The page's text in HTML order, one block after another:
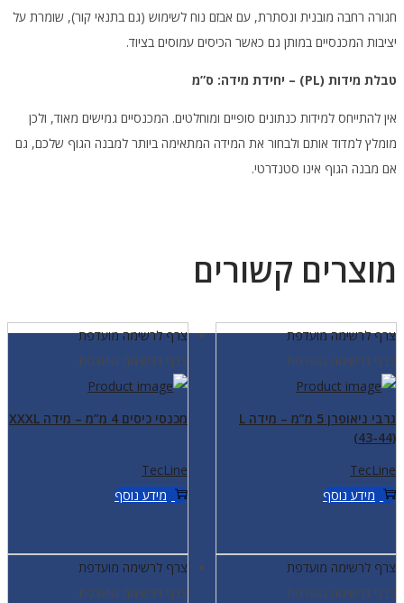
חגורה רחבה מובנית ונסתרת, עם אבזם נוח לשימוש (גם בתנאי קור), שומרת על
יציבות המכנסיים במותן גם כאשר הכיסים עמוסים בציוד.
טבלת מידות (PL) – יחידת מידה: ס”מ
אין להתייחס למידות כנתונים סופיים ומוחלטים. המכנסיים גמישים מאוד, ולכן
מומלץ למדוד אותם ולבחור את המידה המתאימה ביותר למבנה הגוף שלכם, גם
אם מבנה הגוף אינו סטנדרטי.
מוצרים קשורים
צרף לרשימה מועדפת
צרף לרשימה מועדפת
גרבי ניאופרן 5 מ”מ – מידה L
(43-44)
TecLine
מידע נוסף
צרף לרשימה מועדפת
צרף לרשימה מועדפת
מכנסי כיסים 4 מ”מ – מידה XXXL
TecLine
מידע נוסף
צרף לרשימה מועדפת
צרף לרשימה מועדפת
צרף לרשימה מועדפת
צרף לרשימה מועדפת